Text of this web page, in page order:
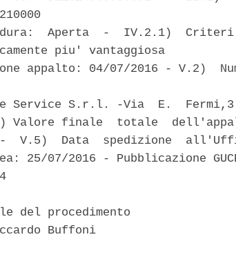
Aperta  -  IV.2.1)
piu' vantaggiosa
appalto: 04/07/2016 - V.2)
Service S.r.l. -Via  E.
Valore finale  totale
-  V.5)  Data  spedizione
25/07/2016 - Pubblicazione
del procedimento
Buffoni